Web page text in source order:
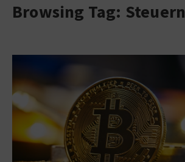
Browsing Tag: Steuern